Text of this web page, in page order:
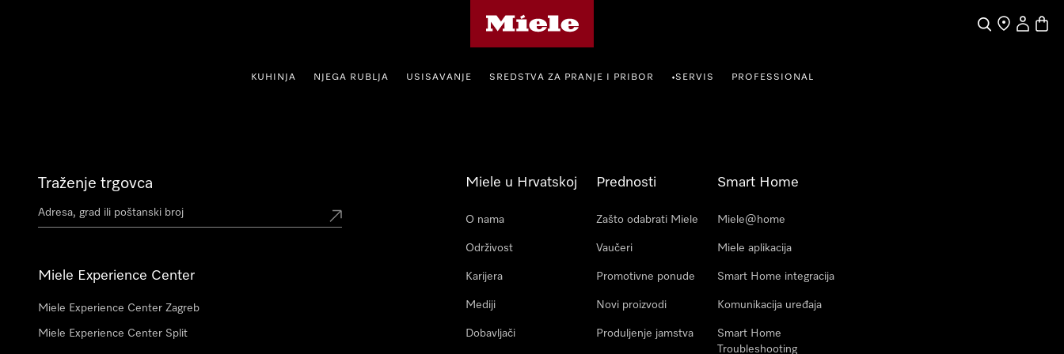
PretragaTraženjeKorisnički
KUHINJA NJEGA RUBLJA USISAVANJE SREDSTVA ZA PRANJE I PRIBOR •SERVIS PROFESSIONAL
Traženje trgovca
Miele Experience Center
Miele Experience Center Zagreb
Miele Experience Center Split
Miele u Hrvatskoj
O nama
Održivost
Karijera
Mediji
Dobavljači
Prednosti
Zašto odabrati Miele
Vaučeri
Promotivne ponude
Novi proizvodi
Produljenje jamstva
Smart Home
Miele@home
Miele aplikacija
Smart Home integracija
Komunikacija uređaja
Smart Home
Troubleshooting